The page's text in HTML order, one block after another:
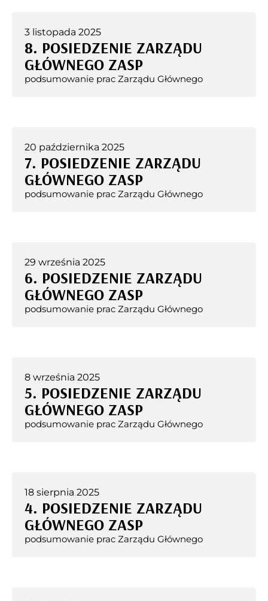
3 listopada 2025
8. POSIEDZENIE ZARZĄDU
GŁÓWNEGO ZASP
podsumowanie prac Zarządu Głównego
20 października 2025
7. POSIEDZENIE ZARZĄDU
GŁÓWNEGO ZASP
podsumowanie prac Zarządu Głównego
29 września 2025
6. POSIEDZENIE ZARZĄDU
GŁÓWNEGO ZASP
podsumowanie prac Zarządu Głównego
8 września 2025
5. POSIEDZENIE ZARZĄDU
GŁÓWNEGO ZASP
podsumowanie prac Zarządu Głównego
18 sierpnia 2025
4. POSIEDZENIE ZARZĄDU
GŁÓWNEGO ZASP
podsumowanie prac Zarządu Głównego